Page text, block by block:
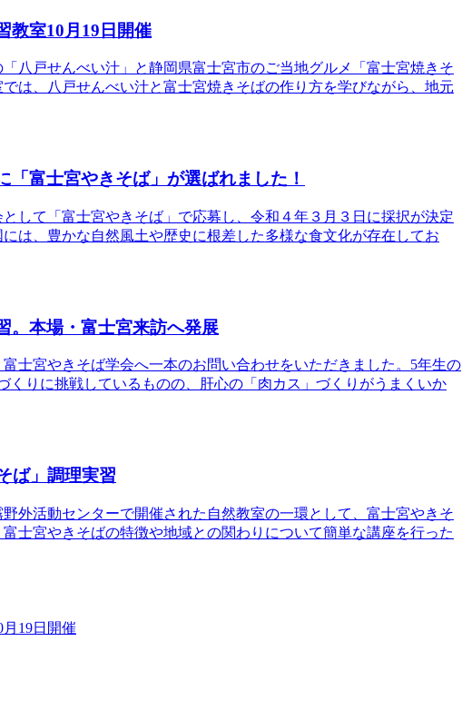
教室10月19日開催
八戸せんべい汁」と静岡県富士宮市のご当地グルメ「富士宮焼きそ
は、八戸せんべい汁と富士宮焼きそばの作り方を学びながら、地元
「富士宮やきそば」が選ばれました！
して「富士宮やきそば」で応募し、令和４年３月３日に採択が決定
は、豊かな自然風土や歴史に根差した多様な食文化が存在してお
。本場・富士宮来訪へ発展
士宮やきそば学会へ一本のお問い合わせをいただきました。5年生の
くりに挑戦しているものの、肝心の「肉カス」づくりがうまくいか
ば」調理実習
外活動センターで開催された自然教室の一環として、富士宮やきそ
士宮やきそばの特徴や地域との関わりについて簡単な講座を行った
19日開催